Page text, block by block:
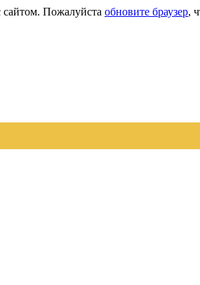
сайтом. Пожалуйста обновите браузер,